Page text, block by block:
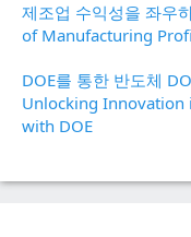
제조업 수익성을 좌우
of Manufacturing
DOE를 통한 반도체
Unlocking Innovation
with DOE